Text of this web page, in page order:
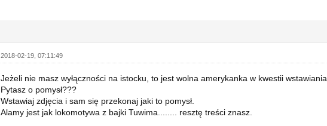
2018-02-19, 07:11:49
Jeżeli nie masz wyłączności na istocku, to jest wolna amerykanka w kwestii wstawiania.
Pytasz o pomysł???
Wstawiaj zdjęcia i sam się przekonaj jaki to pomysł.
Alamy jest jak lokomotywa z bajki Tuwima........ resztę treści znasz.